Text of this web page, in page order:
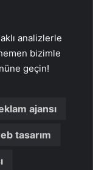
analizlerle
bizimle
geçin!
ajansı
tasarım